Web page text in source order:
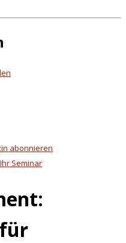
abonnieren
Seminar